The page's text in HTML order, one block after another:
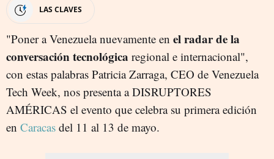
LAS CLAVES
"Poner a Venezuela nuevamente en el radar de la
conversación tecnológica regional e internacional",
con estas palabras Patricia Zarraga, CEO de Venezuela
Tech Week, nos presenta a DISRUPTORES
AMÉRICAS el evento que celebra su primera edición
en Caracas del 11 al 13 de mayo.